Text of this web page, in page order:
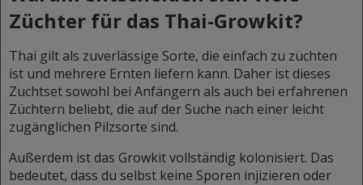
Züchter für das Thai-Growkit?
Thai gilt als zuverlässige Sorte, die einfach zu züchten
ist und mehrere Ernten liefern kann. Daher ist dieses
Zuchtset sowohl bei Anfängern als auch bei erfahrenen
Züchtern beliebt, die auf der Suche nach einer leicht
zugänglichen Pilzsorte sind.
Außerdem ist das Growkit vollständig kolonisiert. Das
bedeutet, dass du selbst keine Sporen injizieren oder